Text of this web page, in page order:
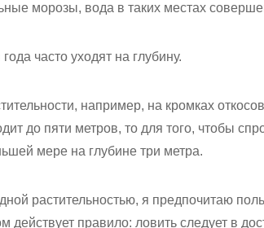
морозы, вода в таких местах
часто уходят на глубину.
например, на кромках
до пяти метров, то для того, чтобы
мере на глубине три метра.
растительностью, я предпочитаю
правило: ловить следует в